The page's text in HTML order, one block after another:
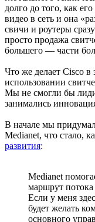
долго до того, как
видео в сеть и она
свичи и роутеры
просто продажа
большего — части
Что же делает Cisco
использовании
Мы не смогли бы
занимались
В начале мы
Medianet, что стало,
развития:
Medianet
маршрут
Если у меня
будет желать
основного